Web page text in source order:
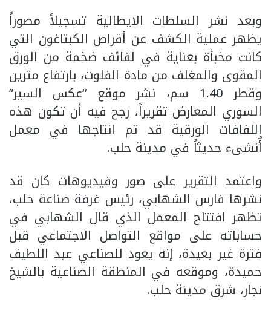
وبعد نشر السلطات الايطالية تسجيلاً مصوراً
يظهر عملية الكشف عن أقراص الكبتاغون التي
كانت مخبأة بعناية في لفائف ضخمة من الورق
المقوى والمغلف من مادة الفلوت، بارتفاع مترين
وقطر 1.40 سم، نشر موقع “عكس السير”
السوري المعارض تقريراً، رجح فيه أن تكون هذه
اللفافات الورقية قد تم انتاجها في معمل
أُنشىء حديثاً في مدينة حلب.
واعتمد التقرير على صور وفيديوهات كان قد
نشرها فارس الشهابي، رئيس غرفة صناعة حلب،
تظهر افتتاح المعمل الذي قال الشهابي في
حساباته على مواقع التواصل الاجتماعي قبل
فترة غير بعيدة، إنه يعود للصناعي عبد اللطيف
حميدة، وموقعه في المنطقة الصناعية بالشيخ
نجار، شرق مدينة حلب.